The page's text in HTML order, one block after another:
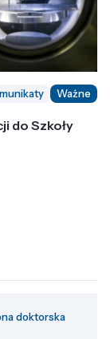
Ważne
do Szkoły
doktorska